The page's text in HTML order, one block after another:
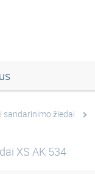
sandarinimo žiedai
XS AK 534